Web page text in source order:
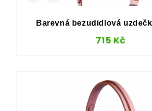
Barevná bezudidlová
715 Kč